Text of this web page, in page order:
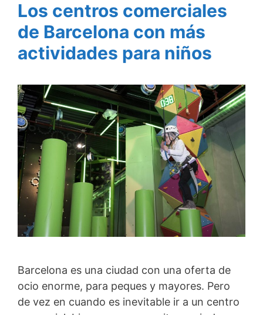
Los centros comerciales
de Barcelona con más
actividades para niños
Barcelona es una ciudad con una oferta de
ocio enorme, para peques y mayores. Pero
de vez en cuando es inevitable ir a un centro